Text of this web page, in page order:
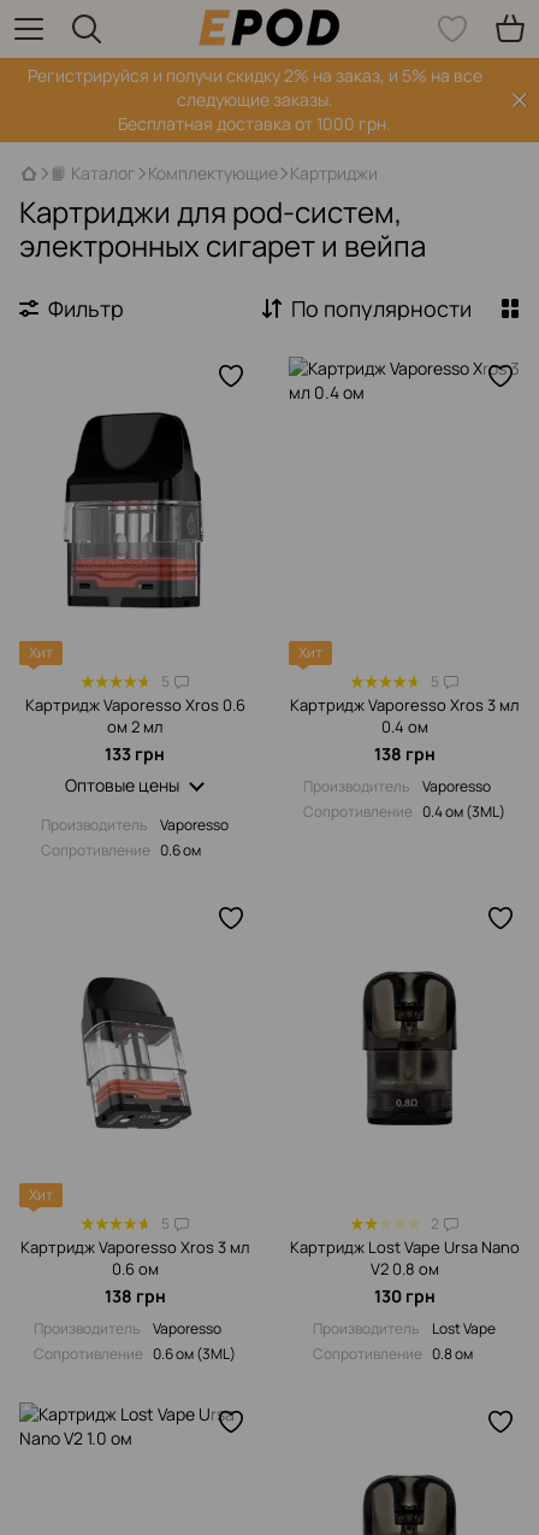
Регистрируйся‌ и получи скидку 2% на заказ, и 5% на все
следующие заказы.
Бесплатная доставка от 1000 грн.
📙 Каталог Комплектующие Картриджи
Картриджи для pod-систем,
электронных сигарет и вейпа
Фильтр По популярности
Хит
5
Картридж Vaporesso Xros 0.6
ом 2 мл
133 грн
Оптовые цены
Производитель
Vaporesso
Сопротивление‌ 0.6 ом
Хит
5
Картридж Vaporesso Xros 3 мл
0.4 ом
138 грн
Производитель
Vaporesso
Сопротивление‌ 0.4 ом (3ML)
Хит
5
Картридж Vaporesso Xros 3 мл
0.6 ом
138 грн
Производитель
Vaporesso
Сопротивление‌ 0.6 ом (3ML)
2
Картридж Lost Vape Ursa Nano
V2 0.8 ом
130 грн
Производитель
Lost Vape
Сопротивление‌ 0.8 ом